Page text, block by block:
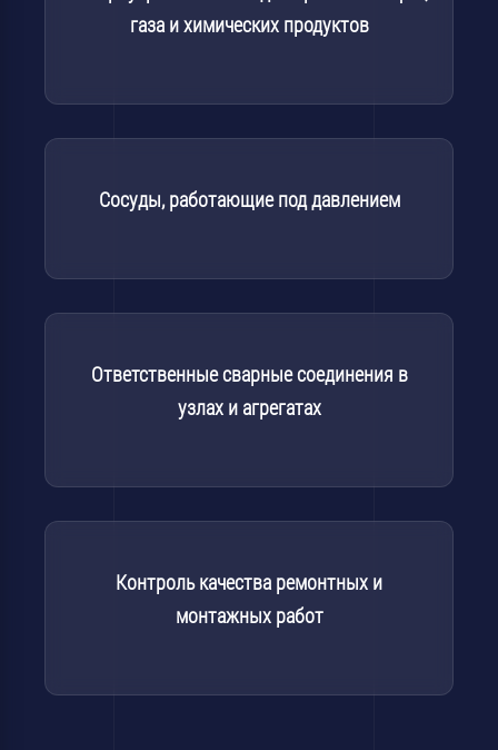
газа и химических продуктов
Сосуды, работающие под давлением
Ответственные сварные соединения в
узлах и агрегатах
Контроль качества ремонтных и
монтажных работ